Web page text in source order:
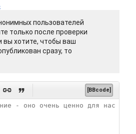
пользователей
только после проверки
вы хотите, чтобы ваш
сразу, то
  [BBcode]